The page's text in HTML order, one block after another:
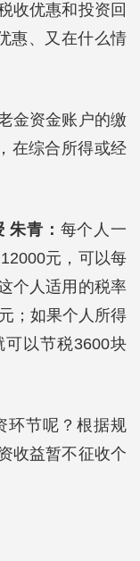
收优惠和投资回
惠、又在什么情
金资金账户的缴
在综合所得或经
朱青： 每个人一
元，可以每
个人适用的税率
；如果个人所得
以节税3600块
环节呢？根据规
收益暂不征收个